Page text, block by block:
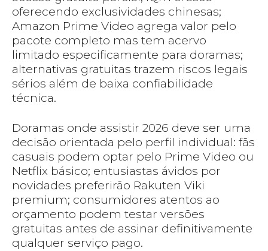
oferecendo exclusividades chinesas;
Amazon Prime Video agrega valor pelo
pacote completo mas tem acervo
limitado especificamente para doramas;
alternativas gratuitas trazem riscos legais
sérios além de baixa confiabilidade
técnica.
Doramas onde assistir 2026 deve ser uma
decisão orientada pelo perfil individual: fãs
casuais podem optar pelo Prime Video ou
Netflix básico; entusiastas ávidos por
novidades preferirão Rakuten Viki
premium; consumidores atentos ao
orçamento podem testar versões
gratuitas antes de assinar definitivamente
qualquer serviço pago.